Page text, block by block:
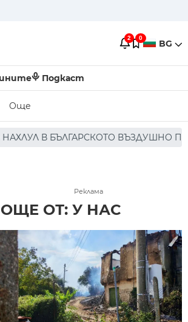
2 0 BG
Подкаст
Още
ВЪЗДУШНО ПРОСТРАНСТВО * * *
Реклама
ОЩЕ ОТ: У НАС